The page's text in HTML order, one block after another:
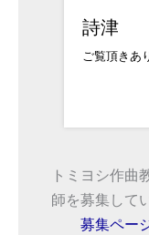
詩津
ご覧頂きあ
トミヨシ作曲
師を募集して
募集ペー